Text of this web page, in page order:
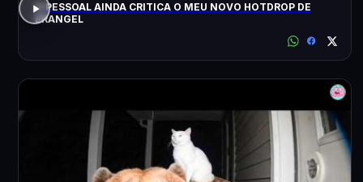
O PESSOAL AINDA CRITICA O MEU NOVO HOTDROP DE
ERANGEL